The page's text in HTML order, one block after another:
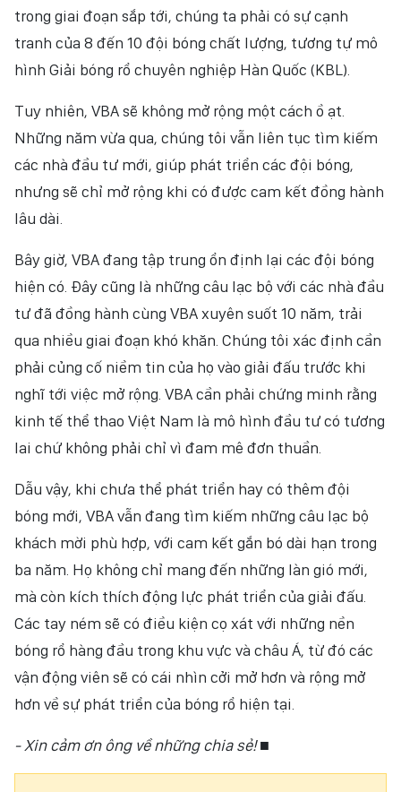
trong giai đoạn sắp tới, chúng ta phải có sự cạnh
tranh của 8 đến 10 đội bóng chất lượng, tương tự mô
hình Giải bóng rổ chuyên nghiệp Hàn Quốc (KBL).
Tuy nhiên, VBA sẽ không mở rộng một cách ồ ạt.
Những năm vừa qua, chúng tôi vẫn liên tục tìm kiếm
các nhà đầu tư mới, giúp phát triển các đội bóng,
nhưng sẽ chỉ mở rộng khi có được cam kết đồng hành
lâu dài.
Bây giờ, VBA đang tập trung ổn định lại các đội bóng
hiện có. Đây cũng là những câu lạc bộ với các nhà đầu
tư đã đồng hành cùng VBA xuyên suốt 10 năm, trải
qua nhiều giai đoạn khó khăn. Chúng tôi xác định cần
phải củng cố niềm tin của họ vào giải đấu trước khi
nghĩ tới việc mở rộng. VBA cần phải chứng minh rằng
kinh tế thể thao Việt Nam là mô hình đầu tư có tương
lai chứ không phải chỉ vì đam mê đơn thuần.
Dẫu vậy, khi chưa thể phát triển hay có thêm đội
bóng mới, VBA vẫn đang tìm kiếm những câu lạc bộ
khách mời phù hợp, với cam kết gắn bó dài hạn trong
ba năm. Họ không chỉ mang đến những làn gió mới,
mà còn kích thích động lực phát triển của giải đấu.
Các tay ném sẽ có điều kiện cọ xát với những nền
bóng rổ hàng đầu trong khu vực và châu Á, từ đó các
vận động viên sẽ có cái nhìn cởi mở hơn và rộng mở
hơn về sự phát triển của bóng rổ hiện tại.
- Xin cảm ơn ông về những chia sẻ!■